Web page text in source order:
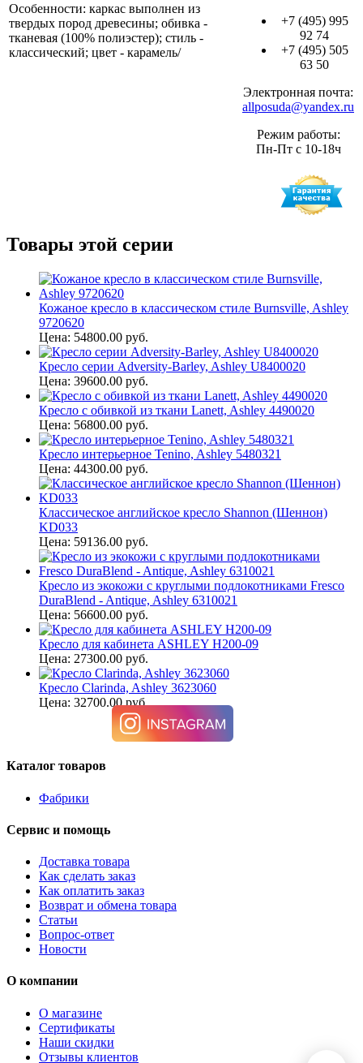
Особенности: каркас выполнен из
твердых пород древесины; обивка -
тканевая (100% полиэстер); стиль -
классический; цвет - карамель/
+7 (495) 995
92 74
+7 (495) 505
63 50
Электронная почта:
allposuda@yandex.ru
Режим работы:
Пн-Пт с 10-18ч
Товары этой серии
Кожаное кресло в классическом стиле Burnsville, Ashley
9720620
Цена: 54800.00 руб.
Кресло серии Adversity-Barley, Ashley U8400020
Цена: 39600.00 руб.
Кресло с обивкой из ткани Lanett, Ashley 4490020
Цена: 56800.00 руб.
Кресло интерьерное Tenino, Ashley 5480321
Цена: 44300.00 руб.
Классическое английское кресло Shannon (Шеннон)
KD033
Цена: 59136.00 руб.
Кресло из экокожи с круглыми подлокотниками Fresco
DuraBlend - Antique, Ashley 6310021
Цена: 56600.00 руб.
Кресло для кабинета ASHLEY H200-09
Цена: 27300.00 руб.
Кресло Clarinda, Ashley 3623060
Цена: 32700.00 руб.
Каталог товаров
Фабрики
Сервис и помощь
Доставка товара
Как сделать заказ
Как оплатить заказ
Возврат и обмена товара
Статьи
Вопрос-ответ
Новости
О компании
О магазине
Сертификаты
Наши скидки
Отзывы клиентов